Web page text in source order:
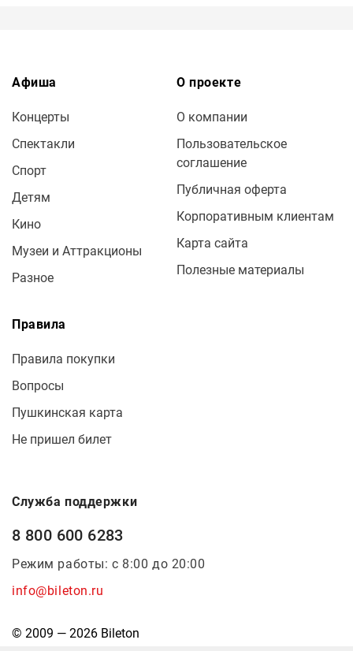
Афиша
Концерты
Спектакли
Спорт
Детям
Кино
Музеи и Аттракционы
Разное
О проекте
О компании
Пользовательское
соглашение
Публичная оферта
Корпоративным клиентам
Карта сайта
Полезные материалы
Правила
Правила покупки
Вопросы
Пушкинская карта
Не пришел билет
Служба поддержки
8 800 600 6283
Режим работы: с 8:00 до 20:00
info@bileton.ru
© 2009 — 2026 Bileton